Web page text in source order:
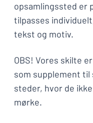
opsamlingssted er
tilpasses
tekst og motiv.
OBS! Vores skilte
som supplement til
steder, hvor de
mørke.